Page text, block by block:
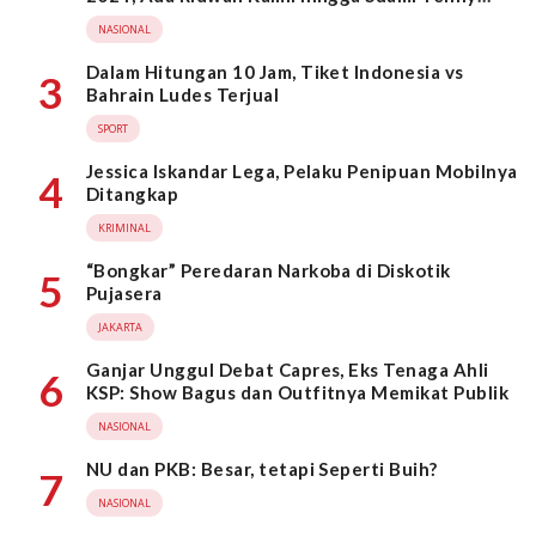
Wahid
NASIONAL
3
Dalam Hitungan 10 Jam, Tiket Indonesia vs
Bahrain Ludes Terjual
SPORT
4
Jessica Iskandar Lega, Pelaku Penipuan Mobilnya
Ditangkap
KRIMINAL
5
“Bongkar” Peredaran Narkoba di Diskotik
Pujasera
JAKARTA
6
Ganjar Unggul Debat Capres, Eks Tenaga Ahli
KSP: Show Bagus dan Outfitnya Memikat Publik
NASIONAL
7 NU dan PKB: Besar, tetapi Seperti Buih?
NASIONAL